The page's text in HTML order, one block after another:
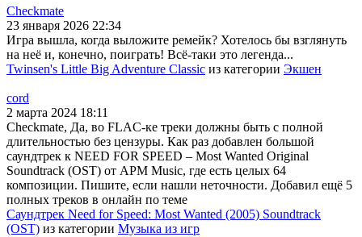
Checkmate
23 января 2026 22:34
Игра вышла, когда выложите ремейк? Хотелось бы взглянуть
на неё и, конечно, поиграть! Всё-таки это легенда...
Twinsen's Little Big Adventure Classic из категории Экшен
cord
2 марта 2024 18:11
Checkmate, Да, во FLAC-ке треки должны быть с полной
длительностью без цензуры. Как раз добавлен большой
саундтрек к NEED FOR SPEED – Most Wanted Original
Soundtrack (OST) от APM Music, где есть целых 64
композиции. Пишите, если нашли неточности. Добавил ещё 5
полных треков в онлайн по теме
Саундтрек Need for Speed: Most Wanted (2005) Soundtrack
(OST) из категории Музыка из игр